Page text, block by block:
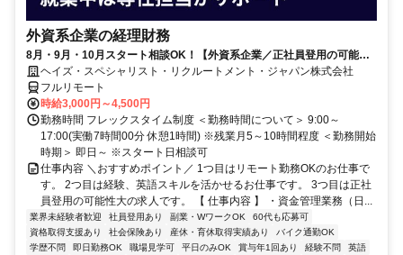
外資系企業の経理財務
8月・9月・10月スタート相談OK！【外資系企業／正社員登用の可能性
大／700万～800万／リモート勤務OK】経理財務
ヘイズ・スペシャリスト・リクルートメント・ジャパン株式会社
フルリモート
時給3,000円～4,500円
勤務時間 フレックスタイム制度 ＜勤務時間について＞ 9:00～
17:00(実働7時間00分 休憩1時間) ※残業月5～10時間程度 ＜勤務開始
時期＞ 即日～ ※スタート日相談可
仕事内容 ＼おすすめポイント／ 1つ目はリモート勤務OKのお仕事で
す。 2つ目は経験、英語スキルを活かせるお仕事です。 3つ目は正社
員登用の可能性大の求人です。 【 仕事内容 】 ・資金管理業務（日...
業界未経験者歓迎 社員登用あり 副業・WワークOK
60代も応募可
資格取得支援あり
社会保険あり 産休・育休取得実績あり
バイク通勤OK
学歴不問
即日勤務OK 職場見学可 平日のみOK 賞与年1回あり 経験不問
英語